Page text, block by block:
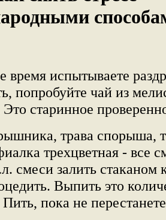
время испытываете
попробуйте чай из
старинное
трава спорыша,
трехцветная - все
смеси залить стаканом
Выпить это
пока не